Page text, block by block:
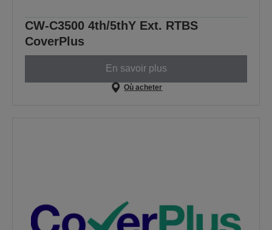
CW-C3500 4th/5thY Ext. RTBS
CoverPlus
En savoir plus
Où acheter